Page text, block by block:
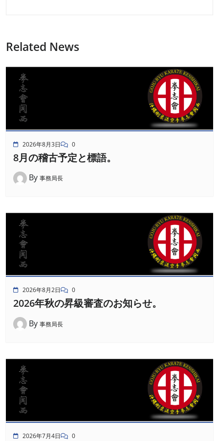
Related News
2026年8月3日 0
8月の稽古予定と標語。
By 事務局長
2026年8月2日 0
2026年秋の昇級審査のお知らせ。
By 事務局長
2026年7月4日 0